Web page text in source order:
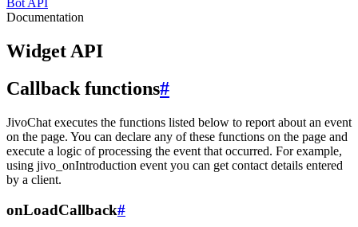
Bot API
Documentation
Widget API
Callback functions#
JivoChat executes the functions listed below to report about an event
on the page. You can declare any of these functions on the page and
execute a logic of processing the event that occurred. For example,
using jivo_onIntroduction event you can get contact details entered
by a client.
onLoadCallback#